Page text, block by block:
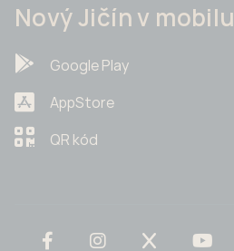
Nový Jičín v mobilu
Google Play
AppStore
QR kód